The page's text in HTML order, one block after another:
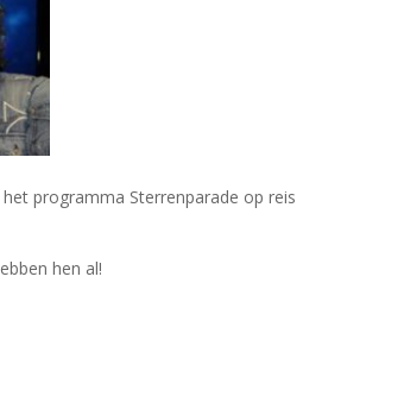
programma Sterrenparade op reis
hen al!